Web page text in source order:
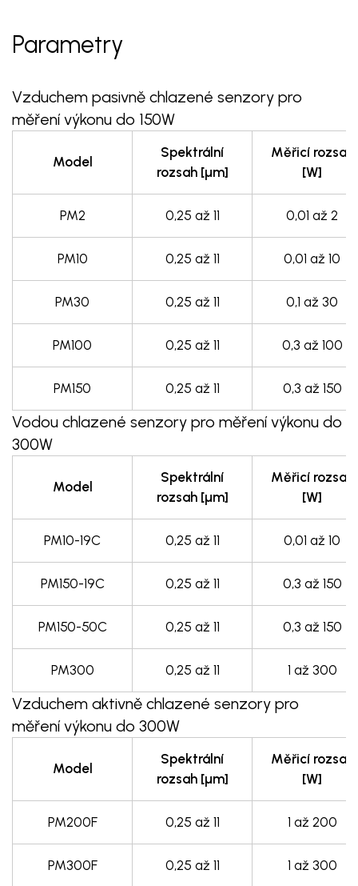
Parametry
Vzduchem pasivně chlazené senzory pro
měření výkonu do 150W
Model
Spektrální
rozsah [µm]
Měřicí rozsah
[W]
PM2 0,25 až 11 0,01 až 2
PM10 0,25 až 11 0,01 až 10
PM30 0,25 až 11 0,1 až 30
PM100 0,25 až 11 0,3 až 100
PM150 0,25 až 11 0,3 až 150
Vodou chlazené senzory pro měření výkonu do
300W
Model
Spektrální
rozsah [µm]
Měřicí rozsah
[W]
PM10-19C 0,25 až 11 0,01 až 10
PM150-19C 0,25 až 11 0,3 až 150
PM150-50C 0,25 až 11 0,3 až 150
PM300 0,25 až 11 1 až 300
Vzduchem aktivně chlazené senzory pro
měření výkonu do 300W
Model
Spektrální
rozsah [µm]
Měřicí rozsah
[W]
PM200F 0,25 až 11 1 až 200
PM300F 0,25 až 11 1 až 300